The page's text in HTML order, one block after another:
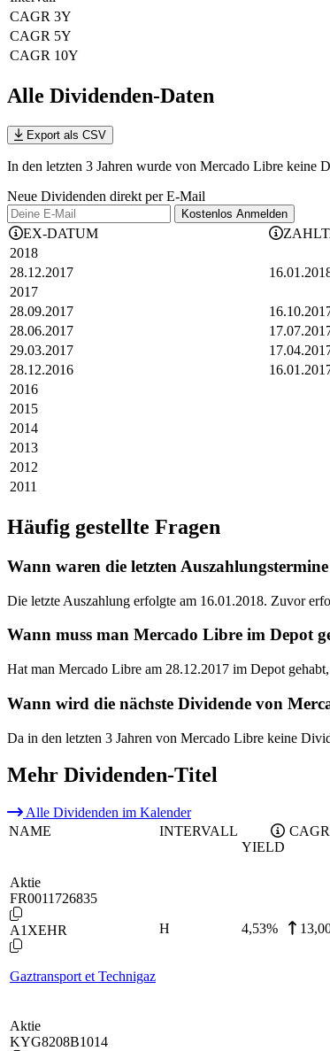
CAGR 3Y
CAGR 5Y
CAGR 10Y
Alle Dividenden-Daten
Export als CSV
In den letzten 3 Jahren wurde von Mercado Libre keine
Neue Dividenden direkt per E-Mail
Kostenlos Anmelden
EX-DATUM
2018
28.12.2017
2017
28.09.2017
28.06.2017
29.03.2017
28.12.2016
2016
2015
2014
2013
2012
2011
Häufig gestellte Fragen
Wann waren die letzten
Die letzte Auszahlung erfolgte am 16.01.2018. Zuvor
Wann muss man Mercado Libre im Depot
Hat man Mercado Libre am 28.12.2017 im Depot
Wann wird die nächste Dividende von
Da in den letzten 3 Jahren von Mercado Libre keine
Mehr Dividenden-Titel
Alle Dividenden im Kalender
NAME
INTERVALL
YIELD
Aktie
FR0011726835
A1XEHR
Gaztransport et Technigaz
H 4,53%
Aktie
KYG8208B1014